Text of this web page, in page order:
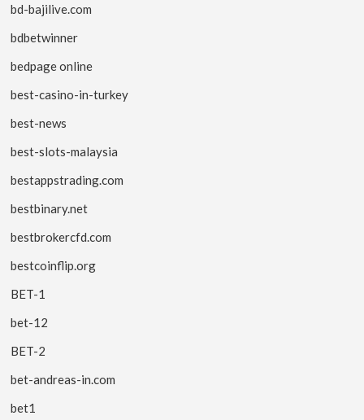
bd-bajilive.com
bdbetwinner
bedpage online
best-casino-in-turkey
best-news
best-slots-malaysia
bestappstrading.com
bestbinary.net
bestbrokercfd.com
bestcoinflip.org
BET-1
bet-12
BET-2
bet-andreas-in.com
bet1